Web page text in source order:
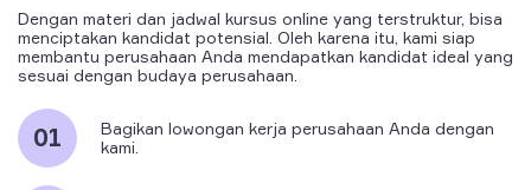
Dengan materi dan jadwal kursus online yang terstruktur, bisa
menciptakan kandidat potensial. Oleh karena itu, kami siap
membantu perusahaan Anda mendapatkan kandidat ideal yang
sesuai dengan budaya perusahaan.
Bagikan lowongan kerja perusahaan Anda dengan
kami.